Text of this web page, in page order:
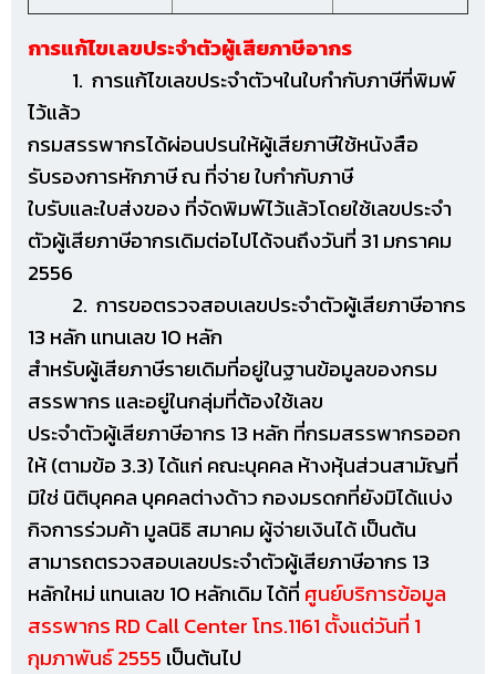
การแก้ไขเลขประจำตัวผู้เสียภาษีอากร
1. การแก้ไขเลขประจำตัวฯในใบกำกับภาษีที่พิมพ์
ไว้แล้ว
กรมสรรพากรได้ผ่อนปรนให้ผู้เสียภาษีใช้หนังสือ
รับรองการหักภาษี ณ ที่จ่าย ใบกำกับภาษี
ใบรับและใบส่งของ ที่จัดพิมพ์ไว้แล้วโดยใช้เลขประจำ
ตัวผู้เสียภาษีอากรเดิมต่อไปได้จนถึงวันที่ 31 มกราคม
2556
2. การขอตรวจสอบเลขประจำตัวผู้เสียภาษีอากร
13 หลัก แทนเลข 10 หลัก
สำหรับผู้เสียภาษีรายเดิมที่อยู่ในฐานข้อมูลของกรม
สรรพากร และอยู่ในกลุ่มที่ต้องใช้เลข
ประจำตัวผู้เสียภาษีอากร 13 หลัก ที่กรมสรรพากรออก
ให้ (ตามข้อ 3.3) ได้แก่ คณะบุคคล ห้างหุ้นส่วนสามัญที่
มิใช่ นิติบุคคล บุคคลต่างด้าว กองมรดกที่ยังมิได้แบ่ง
กิจการร่วมค้า มูลนิธิ สมาคม ผู้จ่ายเงินได้ เป็นต้น
สามารถตรวจสอบเลขประจำตัวผู้เสียภาษีอากร 13
หลักใหม่ แทนเลข 10 หลักเดิม ได้ที่ ศูนย์บริการข้อมูล
สรรพากร RD Call Center โทร.1161 ตั้งแต่วันที่ 1
กุมภาพันธ์ 2555 เป็นต้นไป